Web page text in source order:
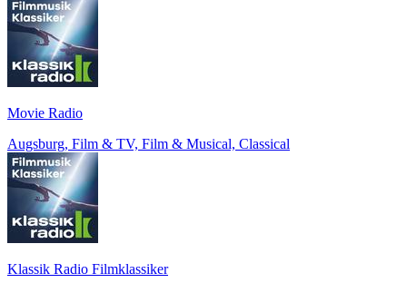
Movie Radio
Augsburg, Film & TV, Film & Musical, Classical
Klassik Radio Filmklassiker